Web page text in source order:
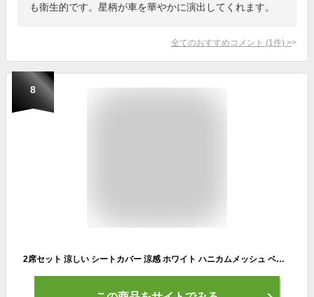
も衛生的です。星柄が車を華やかに演出してくれます。
全てのおすすめコメント (1 件) >
8
2席セット 涼しい シートカバー 涼感 ホワイト ハニカムメッシュ ベーシックデザイン シングル 立体構造 汎用 軽自動車 普通車 トラック 重機 洗える 布 カー シート カバー 車 内装パーツのCARESTAR ケアスター